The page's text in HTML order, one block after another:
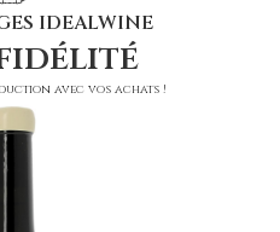
IDEALWINE
avec vos achats !